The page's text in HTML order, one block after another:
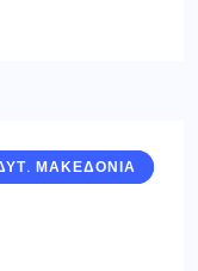
ΓΡΕΒΕΝΑ
ΜΑΚΕΔΟΝΙΑ